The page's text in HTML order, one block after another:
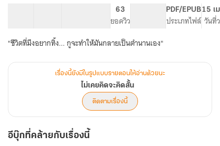
เคย
คิด
จะ
สั้น
63
ยอดวิว
PDF/EPUB
ประเภทไฟล์
15 เ
วันที่
"ชีวิตที่มึงอยากทิ้ง... กูจะทำให้มันกลายเป็นตำนานเอง"
เรื่องนี้ยังมีในรูปแบบรายตอนให้อ่านด้วยนะ
ไม่เคยคิดจะคิดสั้น
ติดตามเรื่องนี้
อีบุ๊กที่คล้ายกับเรื่องนี้